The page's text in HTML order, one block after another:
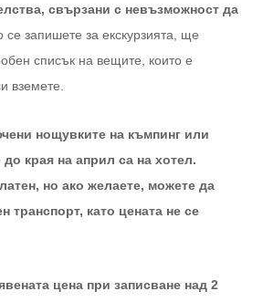
свързани с невъзможност да
се запишете за екскурзията, ще
списък на вещите, които е
вземете.
нощувките на къмпинг или
края на април са на хотел.
но ако желаете, можете да
транспорт, като цената не се
цена при записване над 2